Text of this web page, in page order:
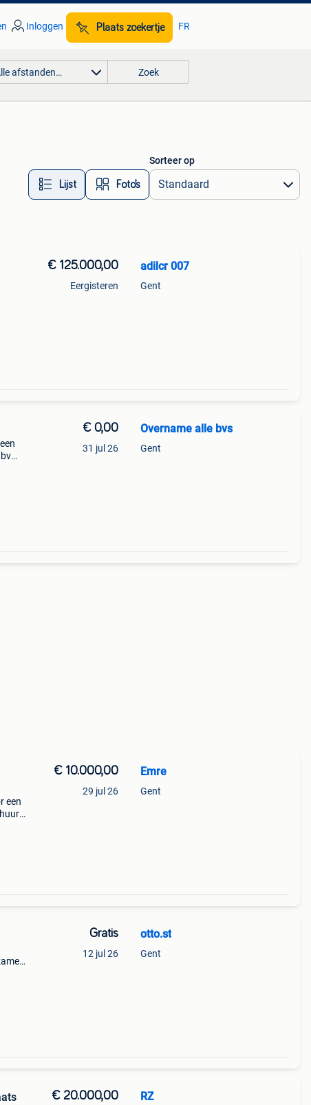
Inloggen Plaats zoekertje FR
afstanden… Zoek
Lijst Foto’s
Sorteer op
€ 125.000,00
Eergisteren
adilcr 007
Gent
€ 0,00
31 jul 26
Overname alle bvs
Gent
een
€ 10.000,00
29 jul 26
Emre
Gent
Gratis
12 jul 26
otto.st
Gent
€ 20.000,00 RZ